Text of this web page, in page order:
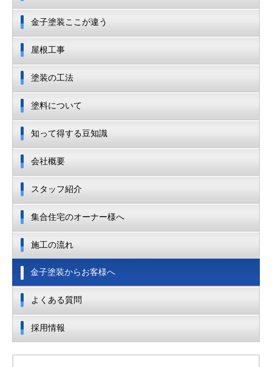
金子塗装ここが違う
屋根工事
塗装の工法
塗料について
知って得する豆知識
会社概要
スタッフ紹介
集合住宅のオーナー様へ
施工の流れ
金子塗装からお客様へ
よくある質問
採用情報